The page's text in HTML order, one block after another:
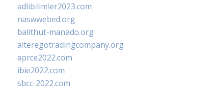
adlibilimler2023.com
naswwebed.org
balithut-manado.org
alteregotradingcompany.org
aprce2022.com
ibie2022.com
sbcc-2022.com